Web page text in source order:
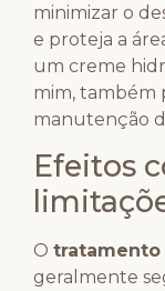
minimizar o
e proteja a
um creme
mim, também
manutenção
Efeitos
O tratamento
geralmente